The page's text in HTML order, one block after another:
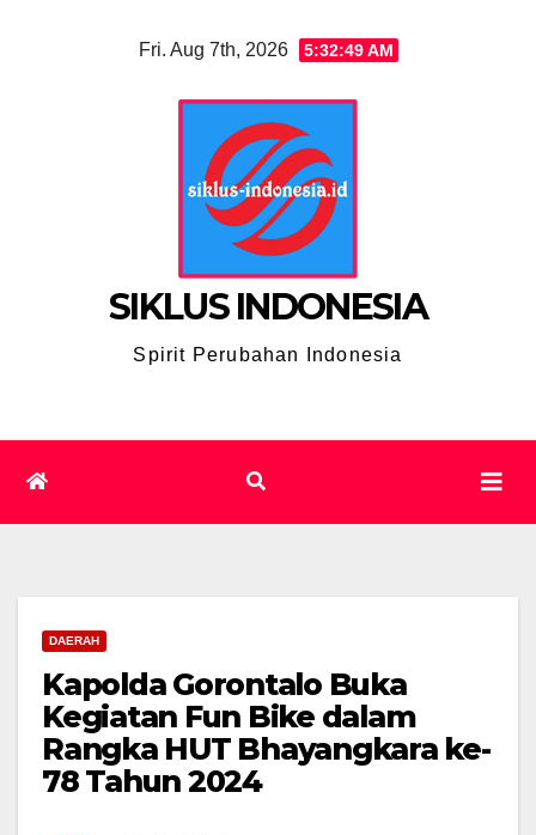
Fri. Aug 7th, 2026 5:32:50 AM
SIKLUS INDONESIA
Spirit Perubahan Indonesia
DAERAH
Kapolda Gorontalo Buka
Kegiatan Fun Bike dalam
Rangka HUT Bhayangkara ke-
78 Tahun 2024